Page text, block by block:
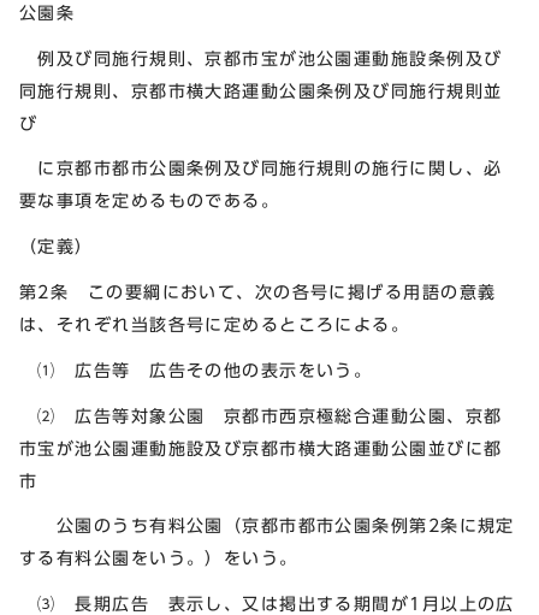
公園条
例及び同施行規則、京都市宝が池公園運動施設条例及び
同施行規則、京都市横大路運動公園条例及び同施行規則並
び
に京都市都市公園条例及び同施行規則の施行に関し、必
要な事項を定めるものである。
（定義）
第2条 この要綱において、次の各号に掲げる用語の意義
は、それぞれ当該各号に定めるところによる。
⑴ 広告等 広告その他の表示をいう。
⑵ 広告等対象公園 京都市西京極総合運動公園、京都
市宝が池公園運動施設及び京都市横大路運動公園並びに都
市
公園のうち有料公園（京都市都市公園条例第2条に規定
する有料公園をいう。）をいう。
⑶ 長期広告 表示し、又は掲出する期間が1月以上の広